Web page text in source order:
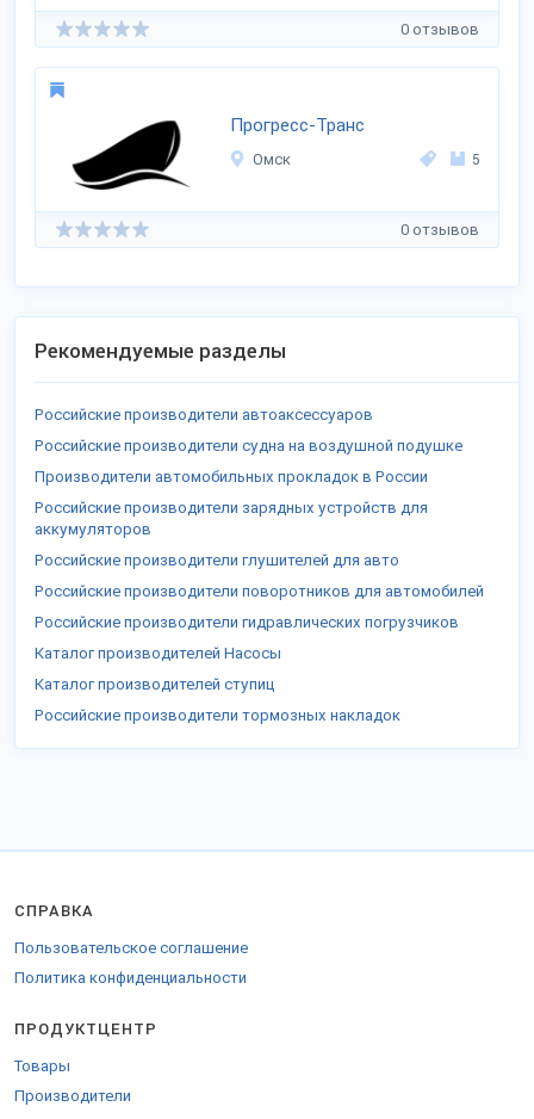
0 отзывов
Прогресс-Транс
Омск 5
0 отзывов
Рекомендуемые разделы
Российские производители автоаксессуаров
Российские производители судна на воздушной подушке
Производители автомобильных прокладок в России
Российские производители зарядных устройств для
аккумуляторов
Российские производители глушителей для авто
Российские производители поворотников для автомобилей
Российские производители гидравлических погрузчиков
Каталог производителей Насосы
Каталог производителей ступиц
Российские производители тормозных накладок
СПРАВКА
Пользовательское соглашение
Политика конфиденциальности
ПРОДУКТЦЕНТР
Товары
Производители